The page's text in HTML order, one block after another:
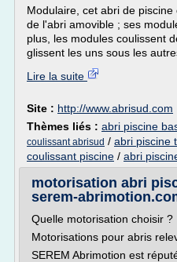
Modulaire, cet abri de
de l'abri amovible ; ses
plus, les modules coulissent
glissent les uns sous les
Lire la suite
Site : http://www.abrisud.com
Thèmes liés : abri piscine
coulissant abrisud / abri piscine
coulissant piscine / abri
motorisation abri
serem-
Quelle motorisation choisir ?
Motorisations pour abris
SEREM Abrimotion est